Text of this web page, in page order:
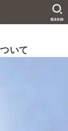
SEARCH
いて